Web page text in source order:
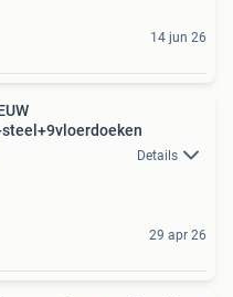
14 jun 26
Details
29 apr 26